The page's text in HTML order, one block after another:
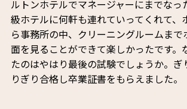
ルトンホテルでマネージャーにまでなっ
級ホテルに何軒も連れていってくれて、
ら事務所の中、クリーニングルームまで
面を見ることができて楽しかったです。
たのはやはり最後の試験でしょうか。ぎ
りぎり合格し卒業証書をもらえました。